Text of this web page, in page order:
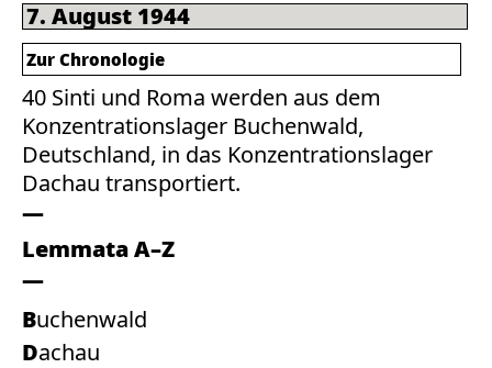
7. August 1944
40 Sinti und Roma werden aus dem
Konzentrationslager Buchenwald,
Deutschland, in das Konzentrationslager
Dachau transportiert.
Lemmata A–Z
Buchenwald
Dachau
Zur Chronologie